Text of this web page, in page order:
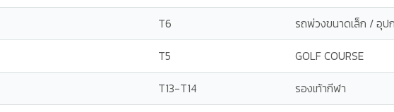
T6 รถพ่วงขนาดเล็ก / อุ
T5 GOLF COURSE
T13-T14 รองเท้ากีฬา